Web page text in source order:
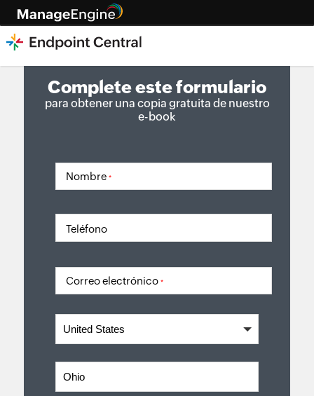
Complete este formulario
para obtener una copia gratuita de nuestro
e-book
Nombre *
Teléfono
Correo electrónico *